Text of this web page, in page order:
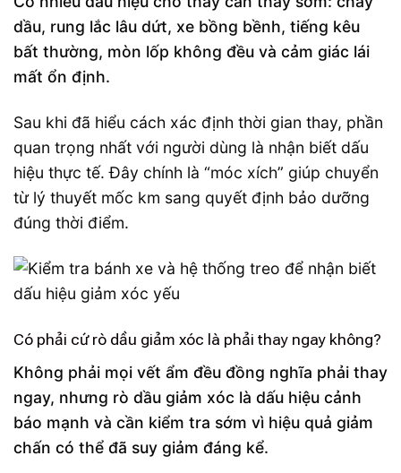
dầu, rung lắc lâu dứt, xe bồng bềnh, tiếng kêu
bất thường, mòn lốp không đều và cảm giác lái
mất ổn định.
Sau khi đã hiểu cách xác định thời gian thay, phần
quan trọng nhất với người dùng là nhận biết dấu
hiệu thực tế. Đây chính là “móc xích” giúp chuyển
từ lý thuyết mốc km sang quyết định bảo dưỡng
đúng thời điểm.
Có phải cứ rò dầu giảm xóc là phải thay ngay không?
Không phải mọi vết ẩm đều đồng nghĩa phải thay
ngay, nhưng rò dầu giảm xóc là dấu hiệu cảnh
báo mạnh và cần kiểm tra sớm vì hiệu quả giảm
chấn có thể đã suy giảm đáng kể.